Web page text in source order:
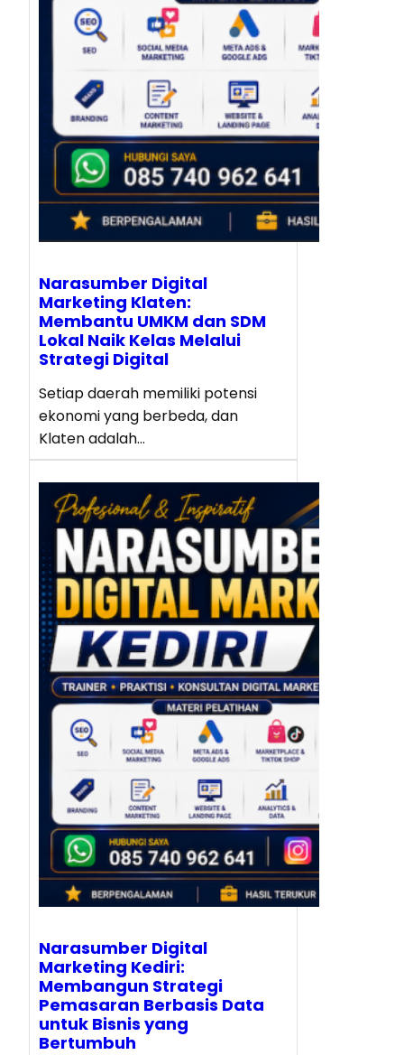
Narasumber Digital
Marketing Klaten:
Membantu UMKM dan SDM
Lokal Naik Kelas Melalui
Strategi Digital
Setiap daerah memiliki potensi
ekonomi yang berbeda, dan
Klaten adalah…
Narasumber Digital
Marketing Kediri:
Membangun Strategi
Pemasaran Berbasis Data
untuk Bisnis yang
Bertumbuh